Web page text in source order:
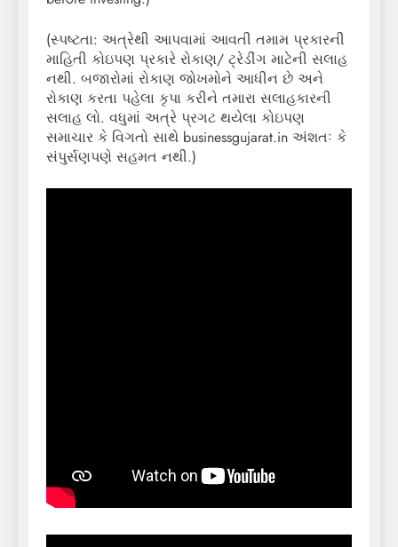
(સ્પષ્ટતા: અત્રેથી આપવામાં આવતી તમામ પ્રકારની
માહિતી કોઇપણ પ્રકારે રોકાણ/ ટ્રેડીંગ માટેની સલાહ
નથી. બજારોમાં રોકાણ જોખમોને આધીન છે અને
રોકાણ કરતા પહેલા કૃપા કરીને તમારા સલાહકારની
સલાહ લો. વધુમાં અત્રે પ્રગટ થયેલા કોઇપણ
સમાચાર કે વિગતો સાથે businessgujarat.in અંશતઃ કે
સંપુર્સણપણે સહમત નથી.)